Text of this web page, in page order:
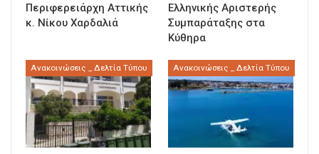
Περιφερειάρχη Αττικής
κ. Νίκου Χαρδαλιά
Ελληνικής Αριστερής
Συμπαράταξης στα
Κύθηρα
Ανακοινώσεις _ Δελτία Τύπου Ανακοινώσεις _ Δελτία Τύπου